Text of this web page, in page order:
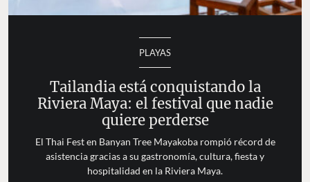
PLAYAS
Tailandia está conquistando la
Riviera Maya: el festival que nadie
quiere perderse
El Thai Fest en Banyan Tree Mayakoba rompió récord de
asistencia gracias a su gastronomía, cultura, fiesta y
hospitalidad en la Riviera Maya.